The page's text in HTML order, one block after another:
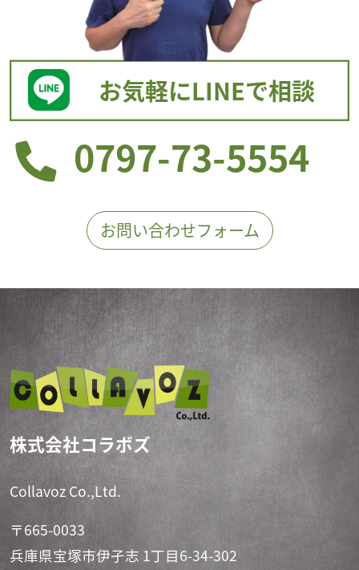
0797-73-5554
お気軽にLINEで相談
お問い合わせフォーム
株式会社コラボズ
Collavoz Co.,Ltd.
〒665-0033
兵庫県宝塚市伊孑志 1丁目6-34-302